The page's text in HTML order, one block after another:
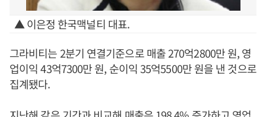
▲ 이은정 한국맥널티 대표.
그라비티는 2분기 연결기준으로 매출 270억2800만 원, 영
업이익 43억7300만 원, 순이익 35억5500만 원을 낸 것으로
집계됐다.